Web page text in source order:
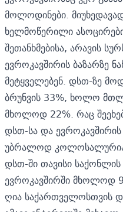
მოლოდინები.
ხელმოწერილი
შეთანხმებისა, არავის
ევროკავშირის ბაზარზე
მეტყველებენ. დსთ-ზე
ბრუნვის 33%, ხოლო
მხოლოდ 22%. რაც
დსთ-სა და
უბრალოდ
დსთ-ში თავისი
ევროკავშირში მხოლოდ
ღია საქართველოსთვის